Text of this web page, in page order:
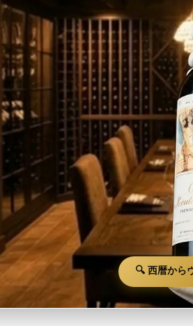
🔍 西暦から